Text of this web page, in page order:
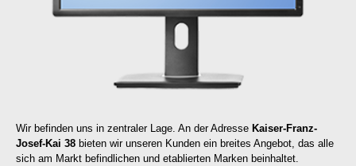
Wir befinden uns in zentraler Lage. An der Adresse Kaiser-Franz-
Josef-Kai 38 bieten wir unseren Kunden ein breites Angebot, das alle
sich am Markt befindlichen und etablierten Marken beinhaltet.